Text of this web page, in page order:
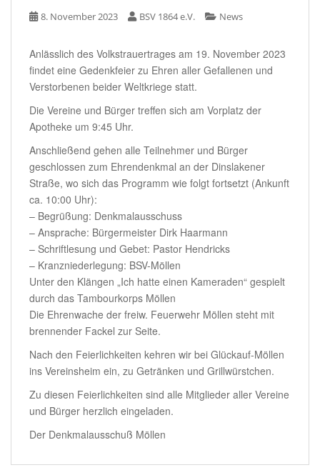
8. November 2023 BSV 1864 e.V. News
Anlässlich des Volkstrauertrages am 19. November 2023
findet eine Gedenkfeier zu Ehren aller Gefallenen und
Verstorbenen beider Weltkriege statt.
Die Vereine und Bürger treffen sich am Vorplatz der
Apotheke um 9:45 Uhr.
Anschließend gehen alle Teilnehmer und Bürger
geschlossen zum Ehrendenkmal an der Dinslakener
Straße, wo sich das Programm wie folgt fortsetzt (Ankunft
ca. 10:00 Uhr):
– Begrüßung: Denkmalausschuss
– Ansprache: Bürgermeister Dirk Haarmann
– Schriftlesung und Gebet: Pastor Hendricks
– Kranzniederlegung: BSV-Möllen
Unter den Klängen „Ich hatte einen Kameraden“ gespielt
durch das Tambourkorps Möllen
Die Ehrenwache der freiw. Feuerwehr Möllen steht mit
brennender Fackel zur Seite.
Nach den Feierlichkeiten kehren wir bei Glückauf-Möllen
ins Vereinsheim ein, zu Getränken und Grillwürstchen.
Zu diesen Feierlichkeiten sind alle Mitglieder aller Vereine
und Bürger herzlich eingeladen.
Der Denkmalausschuß Möllen